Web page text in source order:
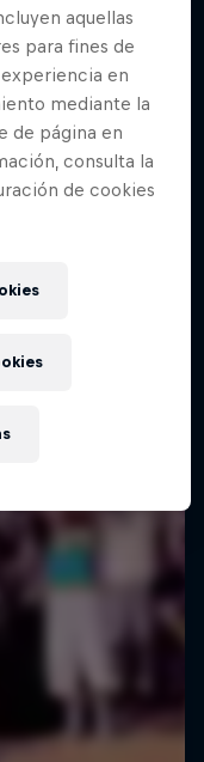
aquellas
para fines de
en
mediante la
de página en
consulta la
de cookies